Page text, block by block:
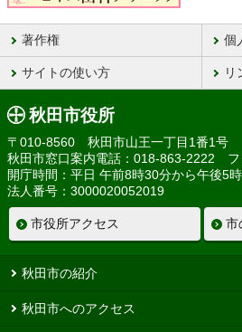
著作権 個
サイトの使い方 リ
秋田市役所
〒010-8560 秋田市山王一丁目1番1号
秋田市窓口案内電話：018-863-2222
開庁時間：平日 午前8時30分から午後5
法人番号：3000020052019
市役所アクセス 市
秋田市の紹介
秋田市へのアクセス